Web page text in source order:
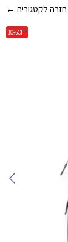
← חזרה לקטגוריה
10%OFF